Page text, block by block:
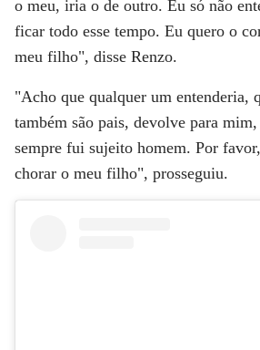
o meu, iria o de outro. Eu só não
ficar todo esse tempo. Eu quero o
meu filho", disse Renzo.
"Acho que qualquer um entenderia,
também são pais, devolve para
sempre fui sujeito homem. Por
chorar o meu filho", prosseguiu.